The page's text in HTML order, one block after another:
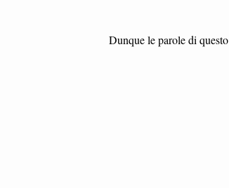
Dunque le parole di